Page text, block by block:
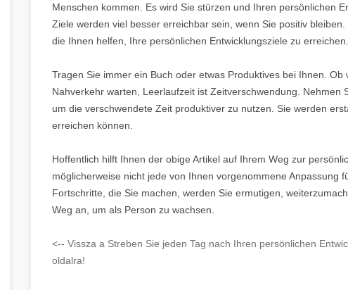
Menschen kommen. Es wird Sie stürzen und Ihren persönlichen
Ziele werden viel besser erreichbar sein, wenn Sie positiv
die Ihnen helfen, Ihre persönlichen Entwicklungsziele zu erreichen.
Tragen Sie immer ein Buch oder etwas Produktives bei Ihnen.
Nahverkehr warten, Leerlaufzeit ist Zeitverschwendung. Nehmen
um die verschwendete Zeit produktiver zu nutzen. Sie werden
erreichen können.
Hoffentlich hilft Ihnen der obige Artikel auf Ihrem Weg zur
möglicherweise nicht jede von Ihnen vorgenommene Anpassung
Fortschritte, die Sie machen, werden Sie ermutigen,
Weg an, um als Person zu wachsen.
<-- Vissza a Streben Sie jeden Tag nach Ihren persönlichen
oldalra!